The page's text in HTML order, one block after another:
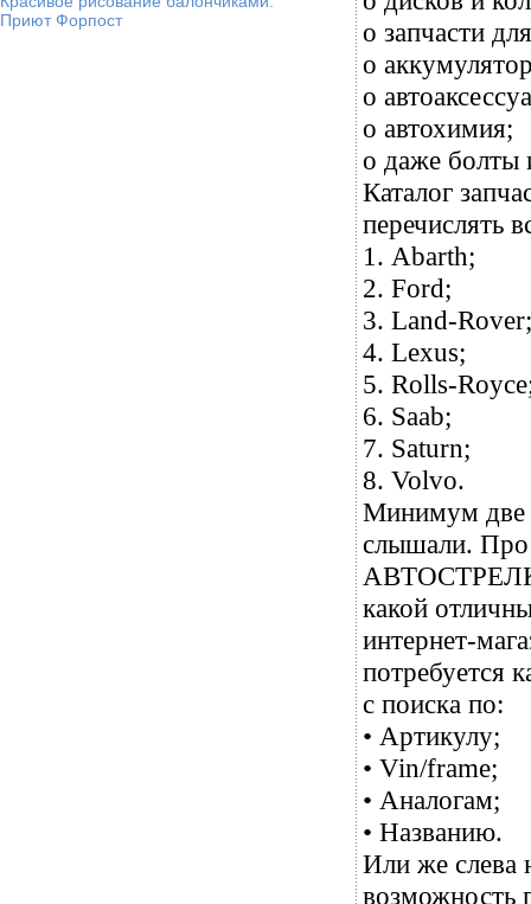
Приют Форпост
o запчасти
o
o
o автохимия;
o даже болты
Каталог
перечислять
1. Abarth;
2. Ford;
3. Land-Rover;
4. Lexus;
5. Rolls-
6. Saab;
7. Saturn;
8. Volvo.
Минимум две
слышали. Про
АВТОСТРЕЛКА
какой
интернет-
потребуется
с поиска по:
• Артикулу;
• Vin/frame;
• Аналогам;
• Названию.
Или же слева
возможность